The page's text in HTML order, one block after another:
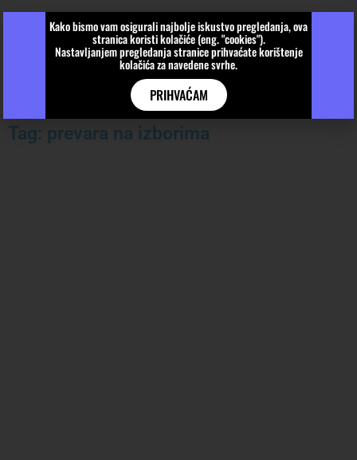
Tag: prevara na izborima
Kako bismo vam osigurali najbolje iskustvo pregledanja, ova
stranica koristi kolačiće (eng. "cookies").
Nastavljanjem pregledanja stranice prihvaćate korištenje
kolačića za navedene svrhe.
PRIHVAĆAM